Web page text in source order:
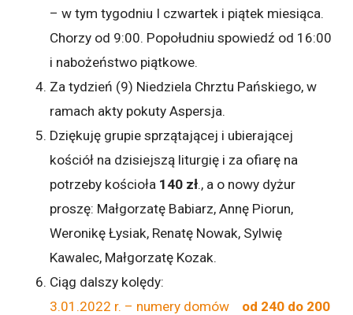
– w tym tygodniu I czwartek i piątek miesiąca.
Chorzy od 9:00. Popołudniu spowiedź od 16:00
i nabożeństwo piątkowe.
Za tydzień (9) Niedziela Chrztu Pańskiego, w
ramach akty pokuty Aspersja.
Dziękuję grupie sprzątającej i ubierającej
kościół na dzisiejszą liturgię i za ofiarę na
potrzeby kościoła 140 zł., a o nowy dyżur
proszę: Małgorzatę Babiarz, Annę Piorun,
Weronikę Łysiak, Renatę Nowak, Sylwię
Kawalec, Małgorzatę Kozak.
Ciąg dalszy kolędy:
3.01.2022 r. – numery domów od 240 do 200